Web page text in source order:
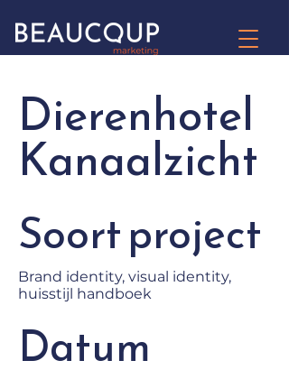
Dierenhotel
Kanaalzicht
Soort project
Brand identity, visual identity,
huisstijl handboek
Datum